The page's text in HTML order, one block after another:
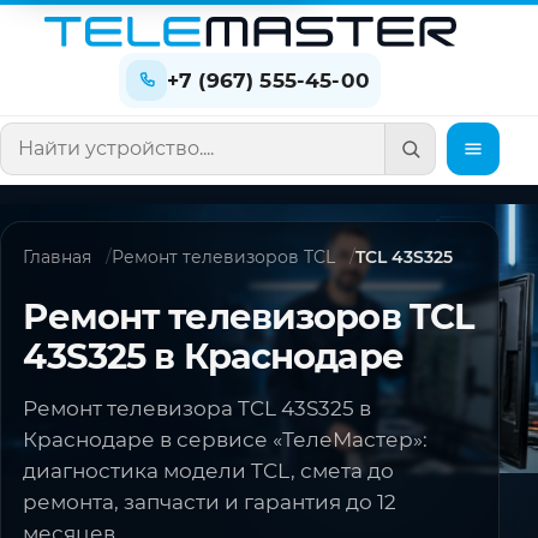
+7 (967) 555-45-00
Поиск по сайту
Главная Ремонт телевизоров TCL TCL 43S325
Ремонт телевизоров TCL
43S325 в Краснодаре
Ремонт телевизора TCL 43S325 в
Краснодаре в сервисе «ТелеМастер»:
диагностика модели TCL, смета до
ремонта, запчасти и гарантия до 12